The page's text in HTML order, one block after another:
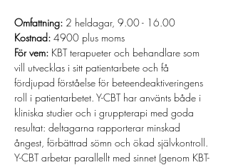
Omfattning: 2 heldagar, 9.00 - 16.00
Kostnad: 4900 plus moms
För vem: KBT terapueter och behandlare som
vill utvecklas i sitt patientarbete och få
fördjupad förståelse för beteendeaktiveringens
roll i patientarbetet. Y-CBT har använts både i
kliniska studier och i gruppterapi med goda
resultat: deltagarna rapporterar minskad
ångest, förbättrad sömn och ökad självkontroll.
Y-CBT arbetar parallellt med sinnet (genom KBT-